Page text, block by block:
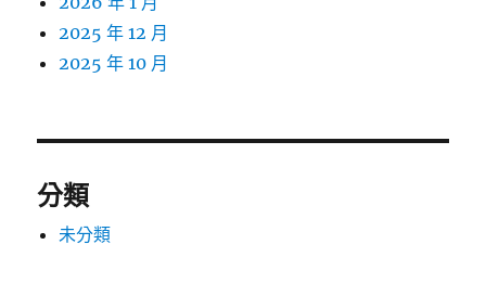
2025 年 12 月
2025 年 10 月
分類
未分類